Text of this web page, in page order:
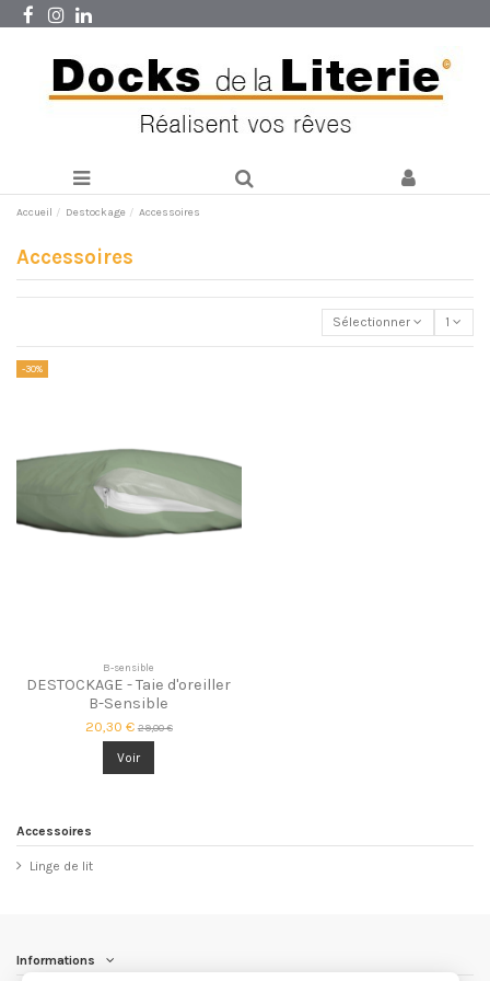
Accueil Destockage Accessoires
Accessoires
Sélectionner 1
-30%
B-sensible
DESTOCKAGE - Taie d'oreiller
B-Sensible
20,30 € 29,00 €
Voir
Accessoires
Linge de lit
Informations